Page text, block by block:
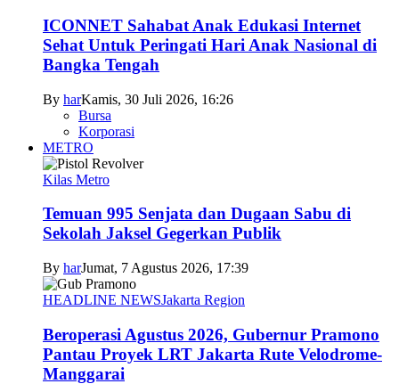
ICONNET Sahabat Anak Edukasi Internet
Sehat Untuk Peringati Hari Anak Nasional di
Bangka Tengah
By harKamis, 30 Juli 2026, 16:26
Bursa
Korporasi
METRO
Kilas Metro
Temuan 995 Senjata dan Dugaan Sabu di
Sekolah Jaksel Gegerkan Publik
By harJumat, 7 Agustus 2026, 17:39
HEADLINE NEWSJakarta Region
Beroperasi Agustus 2026, Gubernur Pramono
Pantau Proyek LRT Jakarta Rute Velodrome-
Manggarai